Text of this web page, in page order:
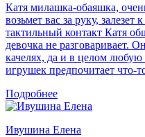
Катя милашка-обаяшка,
возьмет вас за руку,
тактильный контакт Катя
девочка не разговаривает.
качелях, да и в целом
игрушек предпочитает что-
Подробнее
Ивушина Елена